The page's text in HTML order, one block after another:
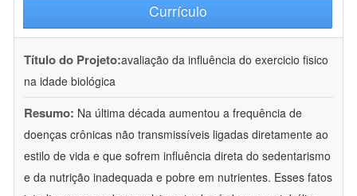
Currículo
Título do Projeto:avaliação da influência do exercicio fisico
na idade biológica
Resumo: Na última década aumentou a frequência de
doenças crônicas não transmissíveis ligadas diretamente ao
estilo de vida e que sofrem influência direta do sedentarismo
e da nutrição inadequada e pobre em nutrientes. Esses fatos